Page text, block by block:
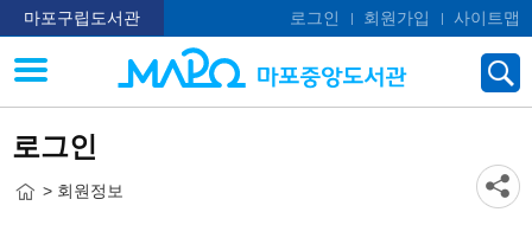
마포구립도서관 로그인 회원가입 사이트맵
로그인
> 회원정보